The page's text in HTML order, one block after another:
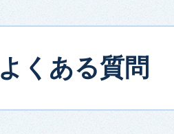
よくある質問